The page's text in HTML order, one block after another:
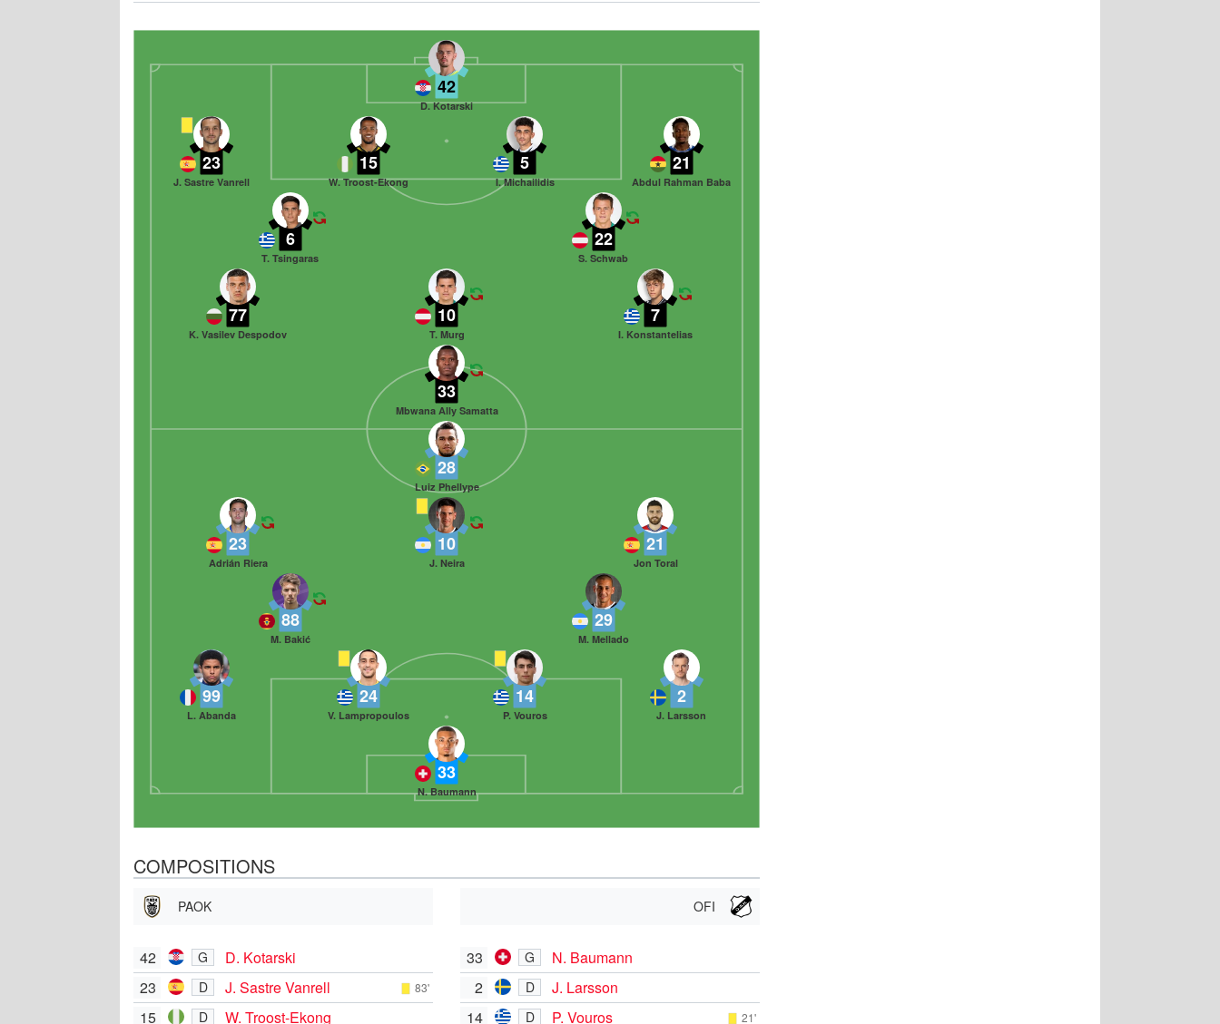
42
D. Kotarski
21
Abdul Rahman Baba
5
I. Michailidis
15
W. Troost-Ekong
23
J. Sastre Vanrell
22
S. Schwab
6
T. Tsingaras
7
I. Konstantelias
10
T. Murg
77
K. Vasilev Despodov
33
Mbwana Ally Samatta
33
N. Baumann
99
L. Abanda
24
V. Lampropoulos
14
P. Vouros
2
J. Larsson
88
M. Bakić
29
M. Mellado
23
Adrián Riera
10
J. Neira
21
Jon Toral
28
Luiz Phellype
COMPOSITIONS
PAOK
42 G
D. Kotarski
23
D J. Sastre Vanrell 83'
15 D
W. Troost-Ekong
OFI
33 G
N. Baumann
2
D
J. Larsson
14
D P. Vouros 21'